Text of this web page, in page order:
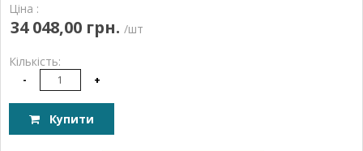
Ціна :
34 048,00 грн. /шт
Кількість:
- +
Купити